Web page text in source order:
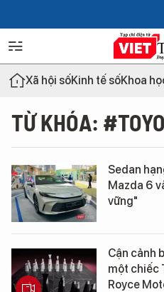
Xã hội sốKinh tế sốKhoa
TỪ KHÓA:
Sedan
Mazda 6
vững"
Cận cảnh
một chiếc
Royce